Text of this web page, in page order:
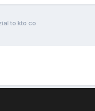
to kto co